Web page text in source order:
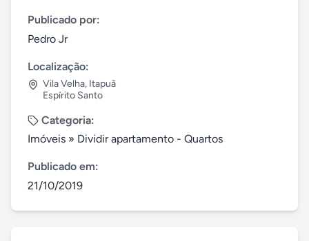
Publicado por:
Pedro Jr
Localização:
Vila Velha, Itapuã
Espírito Santo
Categoria:
Imóveis » Dividir apartamento - Quartos
Publicado em:
21/10/2019